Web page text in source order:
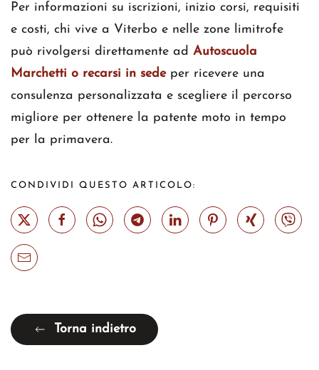
Per informazioni su iscrizioni, inizio corsi, requisiti
e costi, chi vive a Viterbo e nelle zone limitrofe
può rivolgersi direttamente ad Autoscuola
Marchetti o recarsi in sedeper ricevere una
consulenza personalizzata e scegliere il percorso
migliore per ottenere la patente moto in tempo
per la primavera.
CONDIVIDI QUESTO ARTICOLO:
Torna indietro